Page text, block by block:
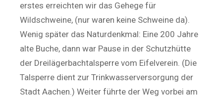
erstes erreichten wir das Gehege für
Wildschweine, (nur waren keine Schweine da).
Wenig später das Naturdenkmal: Eine 200 Jahre
alte Buche, dann war Pause in der Schutzhütte
der Dreilägerbachtalsperre vom Eifelverein. (Die
Talsperre dient zur Trinkwasserversorgung der
Stadt Aachen.) Weiter führte der Weg vorbei am